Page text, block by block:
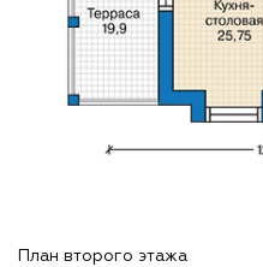
План второго этажа